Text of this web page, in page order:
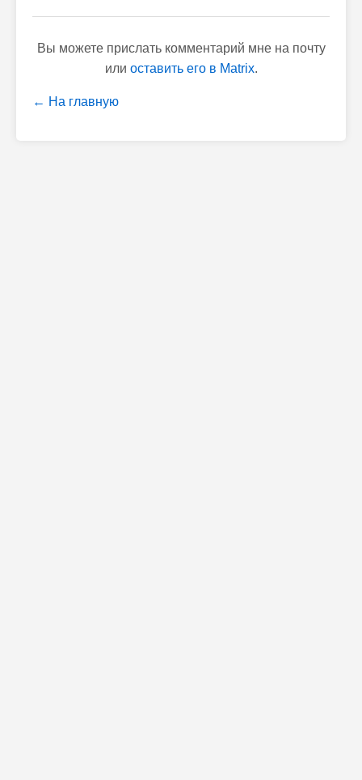
Вы можете прислать комментарий мне на почту
или оставить его в Matrix.
← На главную